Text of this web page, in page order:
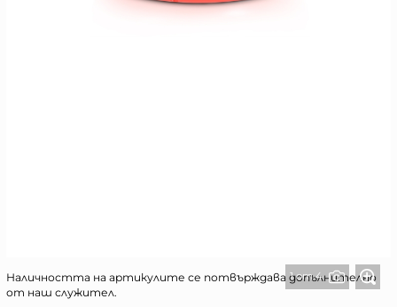
1 от 4
Наличността на артикулите се потвърждава допълнително
от наш служител.